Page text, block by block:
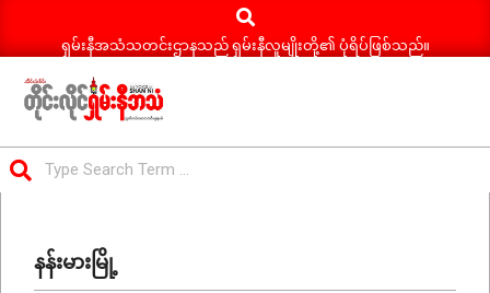
Search
ရှမ်းနီအသံသတင်းဌာနသည် ရှမ်းနီလူမျိုးတို့၏ ပုံရိပ်ဖြစ်သည်။
ရှမ်း
နီ
သတင်း
Menuနန်းမားမြို့